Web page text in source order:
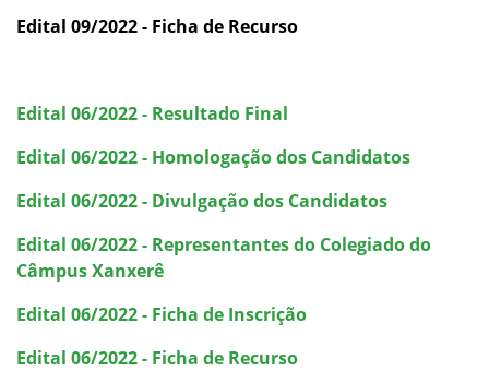
Intercâmbio Estudantil
Edital 09/2022 - Ficha de Recurso
Edital 06/2022 - Resultado Final
Edital 06/2022 - Homologação dos Candidatos
Edital 06/2022 - Divulgação dos Candidatos
Edital 06/2022 - Representantes do Colegiado do
Câmpus Xanxerê
Edital 06/2022 - Ficha de Inscrição
Edital 06/2022 - Ficha de Recurso